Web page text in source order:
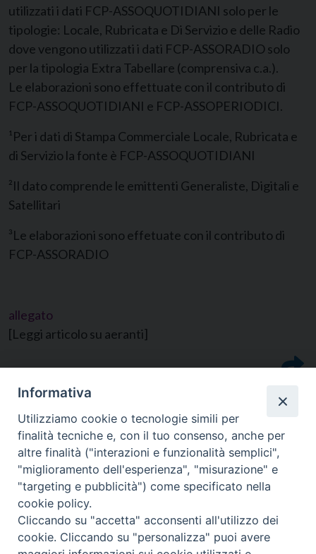
utilizzati i dati FCP-ASSOQUOTIDIANI solo per le
tipologie: Locale, Rubricata e Di Servizio e delle Radio
dove vengono utilizzati i dati FCP-ASSORADIO solo
per la tipologia Extra Tabellare (comprensiva c.a.).
Le elaborazioni sono effettuate con il contributo di
FCP-ASSOQUOTIDIANI e FCP-ASSOPERIODICI.
¹Per i dati di Stampa Commerciale Locale, Rubricata e
di Servizio la fonte è FCP-ASSOQUOTIDIANI
²Il dato comprende le emittenti Generaliste, Digitali e
Satellitari
³Le elaborazioni sono effetuate con il contributo di
FCP-ASSORADIO
allegato
[Leggi articolo su aeranti]
CONTATTI
Informativa
Utilizziamo cookie o tecnologie simili per
finalità tecniche e, con il tuo consenso, anche per
altre finalità ("interazioni e funzionalità semplici",
"miglioramento dell'esperienza", "misurazione" e
"targeting e pubblicità") come specificato nella
cookie policy.
Cliccando su "accetta" acconsenti all'utilizzo dei
cookie. Cliccando su "personalizza" puoi avere